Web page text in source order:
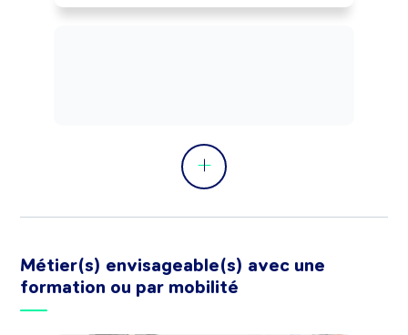
Métier(s) envisageable(s) avec une
formation ou par mobilité